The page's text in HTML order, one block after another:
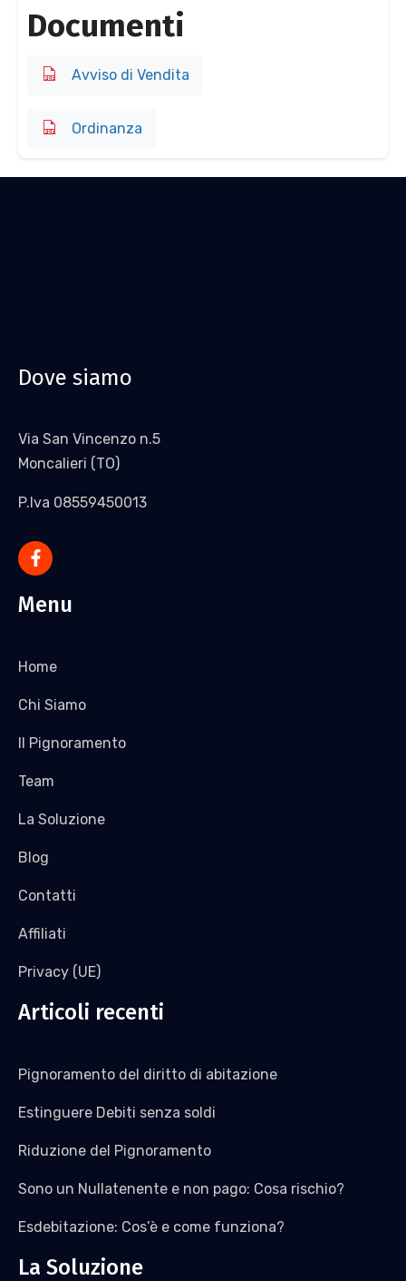
Documenti
Avviso di Vendita
Ordinanza
Dove siamo
Via San Vincenzo n.5
Moncalieri (TO)
P.Iva 08559450013
Menu
Home
Chi Siamo
Il Pignoramento
Team
La Soluzione
Blog
Contatti
Affiliati
Privacy (UE)
Articoli recenti
Pignoramento del diritto di abitazione
Estinguere Debiti senza soldi
Riduzione del Pignoramento
Sono un Nullatenente e non pago: Cosa rischio?
Esdebitazione: Cos’è e come funziona?
La Soluzione